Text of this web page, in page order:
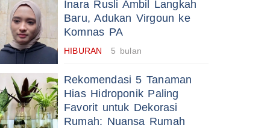
Inara Rusli Ambil Langkah
Baru, Adukan Virgoun ke
Komnas PA
HIBURAN 5 bulan
Rekomendasi 5 Tanaman
Hias Hidroponik Paling
Favorit untuk Dekorasi
Rumah: Nuansa Rumah